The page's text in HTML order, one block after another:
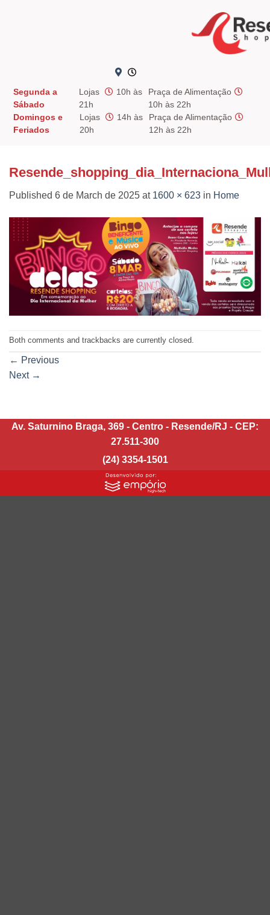
Segunda a
Sábado
Lojas
10h às
21h
Praça de Alimentação
10h às 22h
Domingos e
Feriados
Lojas
14h às
20h
Praça de Alimentação
12h às 22h
Published 6 de March de 2025 at 1600 × 623 in Home
Both comments and trackbacks are currently closed.
← Previous
Next →
Av. Saturnino Braga, 369 - Centro - Resende/RJ - CEP:
27.511-300
(24) 3354-1501